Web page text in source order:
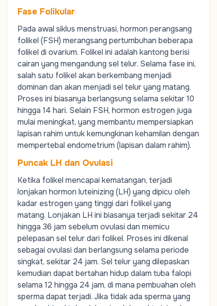
Fase Folikular
Pada awal siklus menstruasi, hormon perangsang
folikel (FSH) merangsang pertumbuhan beberapa
folikel di ovarium. Folikel ini adalah kantong berisi
cairan yang mengandung sel telur. Selama fase ini,
salah satu folikel akan berkembang menjadi
dominan dan akan menjadi sel telur yang matang.
Proses ini biasanya berlangsung selama sekitar 10
hingga 14 hari. Selain FSH, hormon estrogen juga
mulai meningkat, yang membantu mempersiapkan
lapisan rahim untuk kemungkinan kehamilan dengan
mempertebal endometrium (lapisan dalam rahim).
Puncak LH dan Ovulasi
Ketika folikel mencapai kematangan, terjadi
lonjakan hormon luteinizing (LH) yang dipicu oleh
kadar estrogen yang tinggi dari folikel yang
matang. Lonjakan LH ini biasanya terjadi sekitar 24
hingga 36 jam sebelum ovulasi dan memicu
pelepasan sel telur dari folikel. Proses ini dikenal
sebagai ovulasi dan berlangsung selama periode
singkat, sekitar 24 jam. Sel telur yang dilepaskan
kemudian dapat bertahan hidup dalam tuba falopi
selama 12 hingga 24 jam, di mana pembuahan oleh
sperma dapat terjadi. Jika tidak ada sperma yang